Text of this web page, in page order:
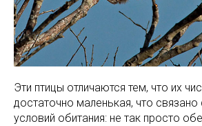
Эти птицы отличаются тем, что их
достаточно маленькая, что
условий обитания: не так просто